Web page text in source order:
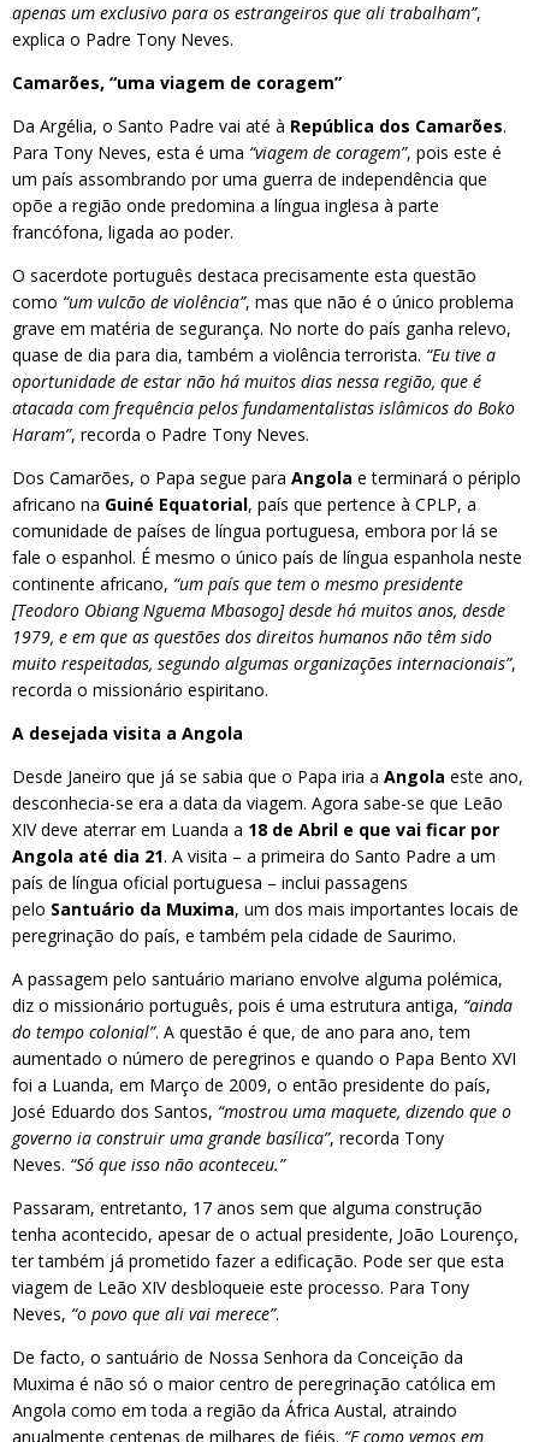
apenas um exclusivo para os estrangeiros que ali trabalham”,
explica o Padre Tony Neves.
Camarões, “uma viagem de coragem”
Da Argélia, o Santo Padre vai até à República dos Camarões.
Para Tony Neves, esta é uma “viagem de coragem”, pois este é
um país assombrando por uma guerra de independência que
opõe a região onde predomina a língua inglesa à parte
francófona, ligada ao poder.
O sacerdote português destaca precisamente esta questão
como “um vulcão de violência”, mas que não é o único problema
grave em matéria de segurança. No norte do país ganha relevo,
quase de dia para dia, também a violência terrorista. “Eu tive a
oportunidade de estar não há muitos dias nessa região, que é
atacada com frequência pelos fundamentalistas islâmicos do Boko
Haram”, recorda o Padre Tony Neves.
Dos Camarões, o Papa segue para Angola e terminará o périplo
africano na Guiné Equatorial, país que pertence à CPLP, a
comunidade de países de língua portuguesa, embora por lá se
fale o espanhol. É mesmo o único país de língua espanhola neste
continente africano, “um país que tem o mesmo presidente
[Teodoro Obiang Nguema Mbasogo] desde há muitos anos, desde
1979, e em que as questões dos direitos humanos não têm sido
muito respeitadas, segundo algumas organizações internacionais”,
recorda o missionário espiritano.
A desejada visita a Angola
Desde Janeiro que já se sabia que o Papa iria a Angola este ano,
desconhecia-se era a data da viagem. Agora sabe-se que Leão
XIV deve aterrar em Luanda a 18 de Abril e que vai ficar por
Angola até dia 21. A visita – a primeira do Santo Padre a um
país de língua oficial portuguesa – inclui passagens
pelo Santuário da Muxima, um dos mais importantes locais de
peregrinação do país, e também pela cidade de Saurimo.
A passagem pelo santuário mariano envolve alguma polémica,
diz o missionário português, pois é uma estrutura antiga, “ainda
do tempo colonial”. A questão é que, de ano para ano, tem
aumentado o número de peregrinos e quando o Papa Bento XVI
foi a Luanda, em Março de 2009, o então presidente do país,
José Eduardo dos Santos, “mostrou uma maquete, dizendo que o
governo ia construir uma grande basílica”, recorda Tony
Neves. “Só que isso não aconteceu.”
Passaram, entretanto, 17 anos sem que alguma construção
tenha acontecido, apesar de o actual presidente, João Lourenço,
ter também já prometido fazer a edificação. Pode ser que esta
viagem de Leão XIV desbloqueie este processo. Para Tony
Neves, “o povo que ali vai merece”.
De facto, o santuário de Nossa Senhora da Conceição da
Muxima é não só o maior centro de peregrinação católica em
Angola como em toda a região da África Austal, atraindo
anualmente centenas de milhares de fiéis. “E como vemos em